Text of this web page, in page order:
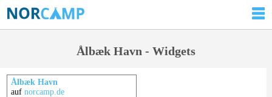
Ålbæk Havn - Widgets
Ålbæk Havn
auf norcamp.de